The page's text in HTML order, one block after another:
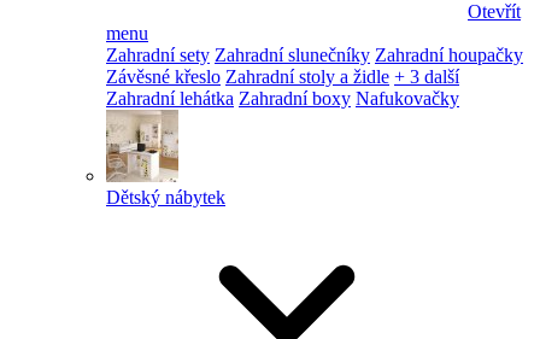
Otevřít
menu
Zahradní sety Zahradní slunečníky Zahradní houpačky
Závěsné křeslo Zahradní stoly a židle + 3 další
Zahradní lehátka Zahradní boxy Nafukovačky
Dětský nábytek